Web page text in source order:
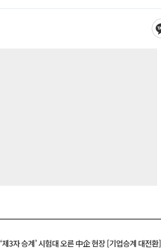
3자 승계’ 시험대 오른 中企 현장 [기업승계 대전환]